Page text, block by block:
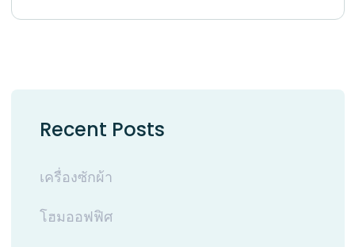
Recent Posts
เครื่องซักผ้า
โฮมออฟฟิศ